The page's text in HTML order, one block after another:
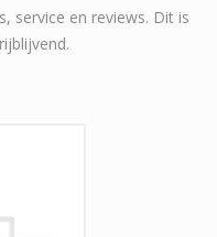
service en reviews. Dit is